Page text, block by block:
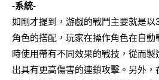
-系統-
如剛才提到，游戲的戰鬥主要就是以
角色的搭配，玩家在操作角色在自動
時使用帶有不同效果的戰技，從而製
出具有更高傷害的連鎖攻擊。另外，